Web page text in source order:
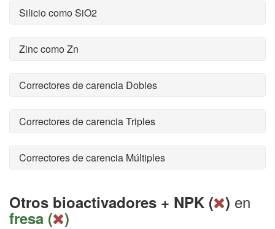
Silicio como SiO2
Zinc como Zn
Correctores de carencia Dobles
Correctores de carencia Triples
Correctores de carencia Múltiples
Otros bioactivadores + NPK ( ) en
fresa ( )